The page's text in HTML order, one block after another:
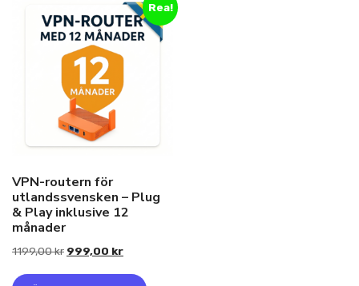
Rea!
VPN-routern för
utlandssvensken – Plug
& Play inklusive 12
månader
1199,00kr Det
999,00 krDet